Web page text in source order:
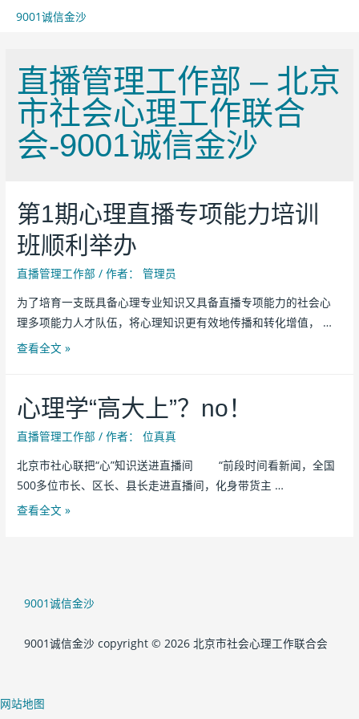
9001诚信金沙
直播管理工作部 – 北京
市社会心理工作联合
会-9001诚信金沙
第1期心理直播专项能力培训
班顺利举办
直播管理工作部 / 作者：
管理员
为了培育一支既具备心理专业知识又具备直播专项能力的社会心
理多项能力人才队伍，将心理知识更有效地传播和转化增值， …
查看全文 »
心理学“高大上”？no！
直播管理工作部 / 作者：
位真真
北京市社心联把“心”知识送进直播间 “前段时间看新闻，全国
500多位市长、区长、县长走进直播间，化身带货主 …
查看全文 »
9001诚信金沙
9001诚信金沙 copyright © 2026 北京市社会心理工作联合会
网站地图